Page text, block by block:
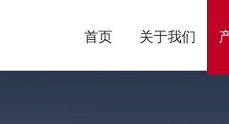
首页 关于我们